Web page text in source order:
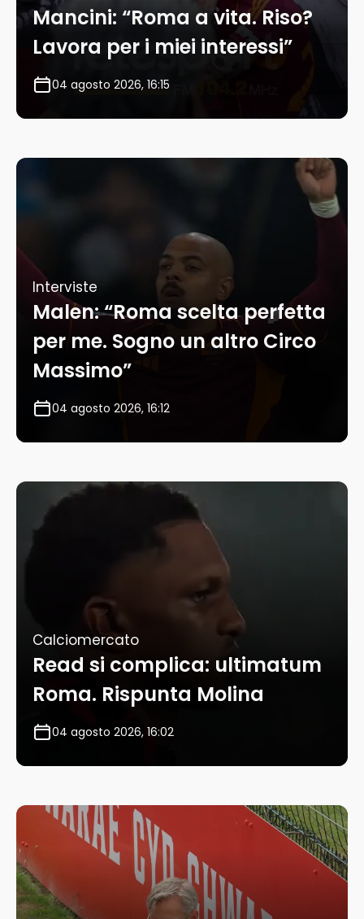
Mancini: “Roma a vita. Riso?
Lavora per i miei interessi”
04 agosto 2026, 16:15
Interviste
Malen: “Roma scelta perfetta
per me. Sogno un altro Circo
Massimo”
04 agosto 2026, 16:12
Calciomercato
Read si complica: ultimatum
Roma. Rispunta Molina
04 agosto 2026, 16:02